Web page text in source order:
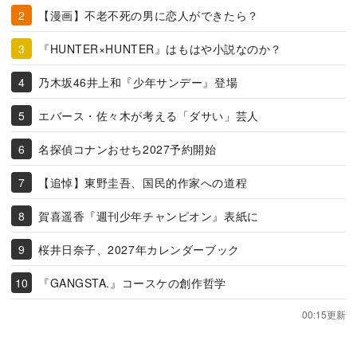
【漫画】不老不死の男に恋人ができたら？
『HUNTER×HUNTER』はもはや小説なのか？
乃木坂46井上和『少年サンデー』登場
エバース・佐々木が考える「ダサい」芸人
名探偵コナンおせち2027予約開始
【追悼】東野圭吾、国民的作家への道程
賀喜遥香『週刊少年チャンピオン』表紙に
桜井日奈子、2027年カレンダーブック
『GANGSTA.』コースケの創作哲学
00:15更新